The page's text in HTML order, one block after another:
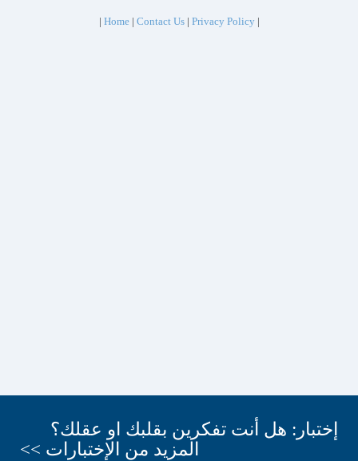
Home|Contact Us|Privacy Policy
|
إختبار: هل أنت تفكرين بقلبك او عقلك؟
المزيد من الإختبارات >>